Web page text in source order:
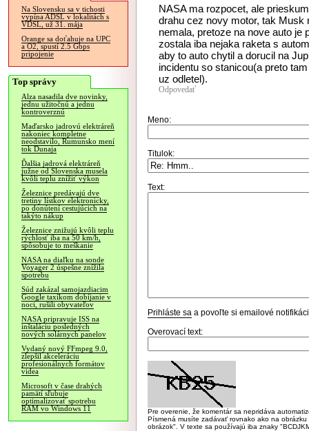
Na Slovensku sa v tichosti
vypína ADSL v lokalitách s
VDSL, už 31. mája
Orange sa doťahuje na UPC
a O2, spustí 2.5 Gbps
pripojenie
Top správy
Alza nasadila dve novinky,
jednu užitočnú a jednu
kontroverznú
Maďarsko jadrovú elektráreň
nakoniec kompletne
neodstavilo, Rumunsko mení
tok Dunaja
Ďalšia jadrová elektráreň
južne od Slovenska musela
kvôli teplu znížiť výkon
Železnice predávajú dve
tretiny lístkov elektronicky,
po donútení cestujúcich na
takýto nákup
Železnice znižujú kvôli teplu
rýchlosť iba na 50 km/h,
spôsobuje to meškanie
NASA na diaľku na sonde
Voyager 2 úspešne znížila
spotrebu
Súd zakázal samojazdiacim
Google taxíkom dobíjanie v
noci, rušili obyvateľov
NASA pripravuje ISS na
inštaláciu posledných
nových solárnych panelov
Vydaný nový FFmpeg 9.0,
zlepšil akceleráciu
profesionálnych formátov
videa
Microsoft v čase drahých
pamätí sľubuje
optimalizovať spotrebu
RAM vo Windows 11
NASA ma rozpocet, ale
drahu cez novy motor, tak Musk
nemala, pretoze na nove auto
zostala iba nejaka raketa s
aby to auto chytil a dorucil na
incidentu so stanicou(a preto
uz odletel).
Odpovedať
Meno:
Titulok:
Text:
Prihláste sa a povoľte si emailové
Overovací text:
Pre overenie, že komentár sa nepridáva
Písmená musíte zadávať rovnako ako na
obrázok". V texte sa používajú iba znaky